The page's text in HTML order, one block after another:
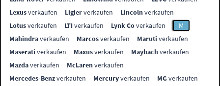
Lexusverkaufen Ligierverkaufen Lincolnverkaufen
Lotusverkaufen LTIverkaufen Lynk Coverkaufen
M
Mahindraverkaufen Marcosverkaufen Maruti verkaufen
Maserati verkaufen Maxusverkaufen Maybachverkaufen
Mazdaverkaufen McLarenverkaufen
Mercedes-Benzverkaufen Mercuryverkaufen MGverkaufen